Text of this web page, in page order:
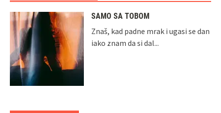
SAMO SA TOBOM
Znaš, kad padne mrak i ugasi se dan
iako znam da si dal...